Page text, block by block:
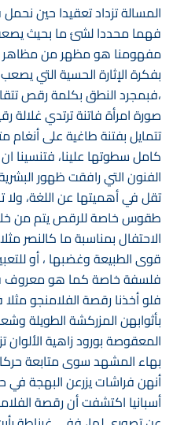
المسالة تزداد تعقيدا حين
فهما محددا لشئ ما بحيث
مفهومنا هو مظهر من مظاهر
بفكرة الإثارة الحسية التي
،فبمجرد النطق بكلمة رقص
صورة امرأة فاتنة ترتدي غلالة
تتمايل بفتنة طاغية على
كامل سطوتها علينا، فتنسينا
الفنون التي رافقت ظهور
تقل في أهميتها عن اللغة،
طقوس خاصة للرقص يتم من
الاحتفال بمناسبة ما كالنصر
قوى الطبيعة وغضبها ، أو
فلسفة خاصة كما هو معروف
فلو أخذنا رقصة الفلامنجو
بأثوابهن المزركشة الطويلة
المعقوصة بورود زاهية
بهاء المشهد سوى متابعة
أنهن فراشات يزرعن البهجة
أسبانيا اكتشفت أن رقصة